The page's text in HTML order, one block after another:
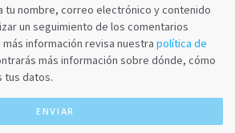
tu nombre, correo electrónico y contenido
un seguimiento de los comentarios
información revisa nuestra política de
más información sobre dónde, cómo
tus datos.